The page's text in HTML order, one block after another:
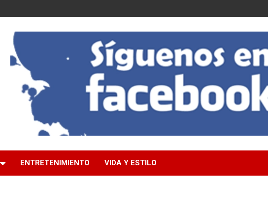
ENTRETENIMIENTO VIDA Y ESTILO